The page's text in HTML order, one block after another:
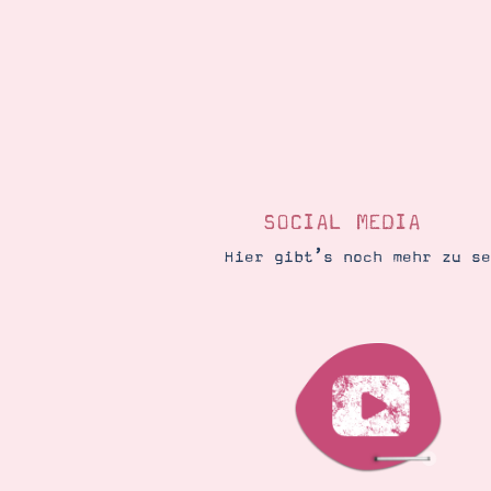
SOCIAL MEDIA
Hier gibt’s noch mehr zu